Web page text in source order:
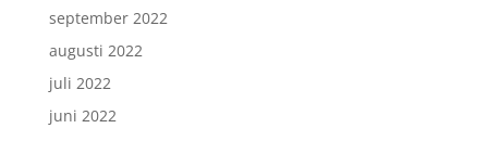
september 2022
augusti 2022
juli 2022
juni 2022